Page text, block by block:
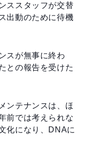
ススタッフが交替
出動のために待機
スが無事に終わ
との報告を受けた
ンテナンスは、ほ
前では考えられな
化になり、DNAに